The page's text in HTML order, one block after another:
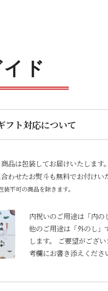
ド
フト対応について
品は包装してお届けいたします。
わせたお熨斗も無料でお付けい
不可の商品を除きます。
内祝いのご用途は「内の
他のご用途は「外のし」
します。 ご要望がござ
考欄にお書き添えくださ